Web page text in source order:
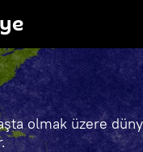
olmak üzere